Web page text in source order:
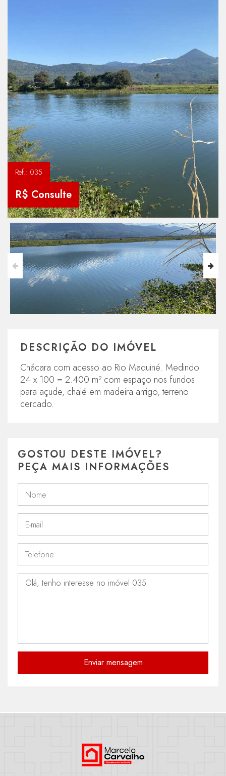
Ref.: 035
R$ Consulte
DESCRIÇÃO DO IMÓVEL
Chácara com acesso ao Rio Maquiné. Medindo
24 x 100 = 2.400 m² com espaço nos fundos
para açude, chalé em madeira antigo, terreno
cercado.
GOSTOU DESTE IMÓVEL?
PEÇA MAIS INFORMAÇÕES
Enviar mensagem